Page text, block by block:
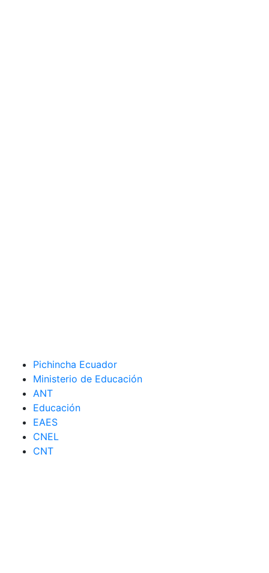
Pichincha Ecuador
Ministerio de Educación
ANT
Educación
EAES
CNEL
CNT